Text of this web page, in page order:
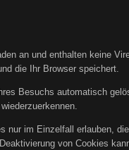
an und enthalten keine
die Ihr Browser speichert.
Besuchs automatisch
im Einzelfall erlauben,
von Cookies